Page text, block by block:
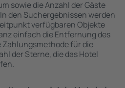
sowie die Anzahl der Gäste
den Suchergebnissen werden
verfügbaren Objekte
einfach die Entfernung des
Zahlungsmethode für die
der Sterne, die das Hotel